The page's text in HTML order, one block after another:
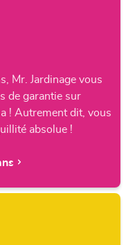
Mr. Jardinage vous
de garantie sur
! Autrement dit, vous
absolue !